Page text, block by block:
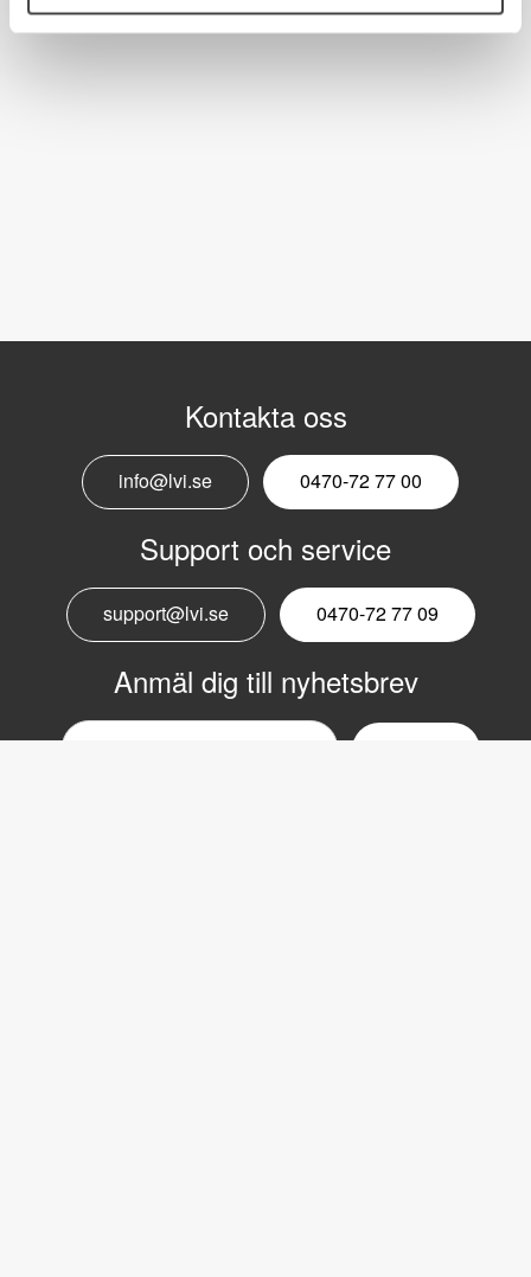
Kontakta oss
info@lvi.se 0470-72 77 00
Support och service
support@lvi.se 0470-72 77 09
Anmäl dig till nyhetsbrev
Email